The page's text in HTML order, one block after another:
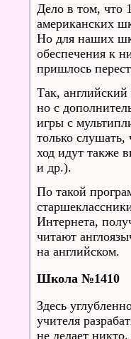
Дело в том, что
американских
Но для наших
обеспечения к
пришлось
Так,
но с
игры с
только
ход идут также
и др.).
По такой
Интернета,
читают
на английском.
Школа №1410
Здесь
учителя
не делает